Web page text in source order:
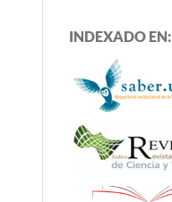
INDEXADO EN: